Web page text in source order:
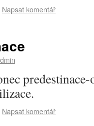
Napsat komentář
Napsat komentář